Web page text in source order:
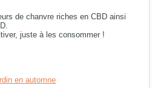
de chanvre riches en CBD ainsi
juste à les consommer !
en automne